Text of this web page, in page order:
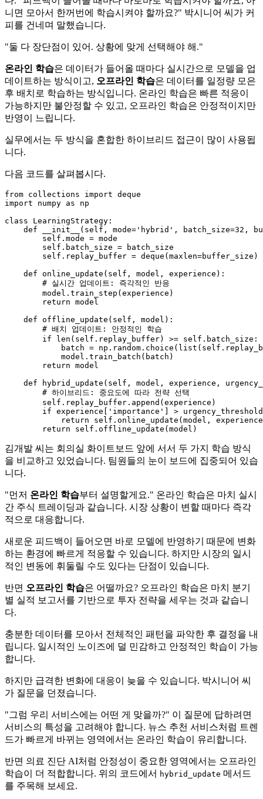
니면 모아서 한꺼번에 학습시켜야 할까요?" 박시니어 씨가 커
피를 건네며 말했습니다.
"둘 다 장단점이 있어. 상황에 맞게 선택해야 해."
온라인 학습은 데이터가 들어올 때마다 실시간으로 모델을 업
데이트하는 방식이고, 오프라인 학습은 데이터를 일정량 모은
후 배치로 학습하는 방식입니다. 온라인 학습은 빠른 적응이
가능하지만 불안정할 수 있고, 오프라인 학습은 안정적이지만
반영이 느립니다.
실무에서는 두 방식을 혼합한 하이브리드 접근이 많이 사용됩
니다.
다음 코드를 살펴봅시다.
from collections import
import numpy as np
class
LearningStrategy :
def
__init__ ( self, mode= 'hybrid' , batch_size=32 ,
self .mode = mode
self .batch_size = batch_size
self .replay_buffer = deque(maxlen=buffer_size)
def online_update ( self, model, experience ):
# 실시간 업데이트: 즉각적인 반응
        model.train_step(experience)
return model
def offline_update ( self, model ):
# 배치 업데이트: 안정적인 학습
if
len ( self .replay_buffer) >= self .batch_size:
            batch = np.random.choice(
list ( self
            model.train_batch(batch)
return model
def
hybrid_update ( self, model, experience,
# 하이브리드: 중요도에 따라 전략 선택
self .replay_buffer.append(experience)
if experience[ 'importance'
] >
return
self .online_update(model,
return
self
김개발 씨는 회의실 화이트보드 앞에 서서 두 가지 학습 방식
을 비교하고 있었습니다. 팀원들의 눈이 보드에 집중되어 있습
니다.
"먼저 온라인 학습부터 설명할게요." 온라인 학습은 마치 실시
간 주식 트레이딩과 같습니다. 시장 상황이 변할 때마다 즉각
적으로 대응합니다.
새로운 피드백이 들어오면 바로 모델에 반영하기 때문에 변화
하는 환경에 빠르게 적응할 수 있습니다. 하지만 시장의 일시
적인 변동에 휘둘릴 수도 있다는 단점이 있습니다.
반면 오프라인 학습은 어떨까요? 오프라인 학습은 마치 분기
별 실적 보고서를 기반으로 투자 전략을 세우는 것과 같습니
다.
충분한 데이터를 모아서 전체적인 패턴을 파악한 후 결정을 내
립니다. 일시적인 노이즈에 덜 민감하고 안정적인 학습이 가능
합니다.
하지만 급격한 변화에 대응이 늦을 수 있습니다. 박시니어 씨
가 질문을 던졌습니다.
"그럼 우리 서비스에는 어떤 게 맞을까?" 이 질문에 답하려면
서비스의 특성을 고려해야 합니다. 뉴스 추천 서비스처럼 트렌
드가 빠르게 바뀌는 영역에서는 온라인 학습이 유리합니다.
반면 의료 진단 AI처럼 안정성이 중요한 영역에서는 오프라인
학습이 더 적합합니다. 위의 코드에서 hybrid_update 메서드
를 주목해 보세요.